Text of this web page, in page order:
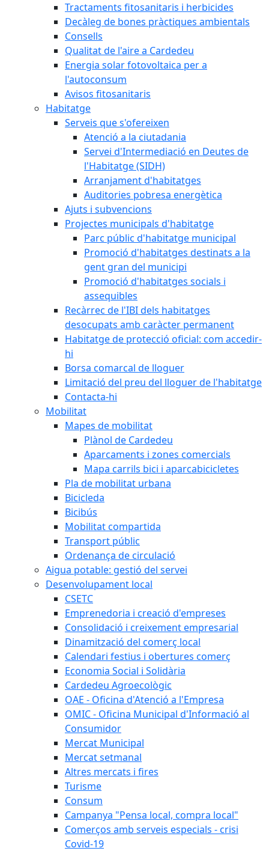
Tractaments fitosanitaris i herbicides
Decàleg de bones pràctiques ambientals
Consells
Qualitat de l'aire a Cardedeu
Energia solar fotovoltaica per a
l'autoconsum
Avisos fitosanitaris
Habitatge
Serveis que s'ofereixen
Atenció a la ciutadania
Servei d'Intermediació en Deutes de
l'Habitatge (SIDH)
Arranjament d'habitatges
Auditories pobresa energètica
Ajuts i subvencions
Projectes municipals d'habitatge
Parc públic d'habitatge municipal
Promoció d'habitatges destinats a la
gent gran del municipi
Promoció d'habitatges socials i
assequibles
Recàrrec de l'IBI dels habitatges
desocupats amb caràcter permanent
Habitatge de protecció oficial: com accedir-
hi
Borsa comarcal de lloguer
Limitació del preu del lloguer de l'habitatge
Contacta-hi
Mobilitat
Mapes de mobilitat
Plànol de Cardedeu
Aparcaments i zones comercials
Mapa carrils bici i aparcabicicletes
Pla de mobilitat urbana
Bicicleda
Bicibús
Mobilitat compartida
Transport públic
Ordenança de circulació
Aigua potable: gestió del servei
Desenvolupament local
CSETC
Emprenedoria i creació d'empreses
Consolidació i creixement empresarial
Dinamització del comerç local
Calendari festius i obertures comerç
Economia Social i Solidària
Cardedeu Agroecològic
OAE - Oficina d'Atenció a l'Empresa
OMIC - Oficina Municipal d'Informació al
Consumidor
Mercat Municipal
Mercat setmanal
Altres mercats i fires
Turisme
Consum
Campanya "Pensa local, compra local"
Comerços amb serveis especials - crisi
Covid-19